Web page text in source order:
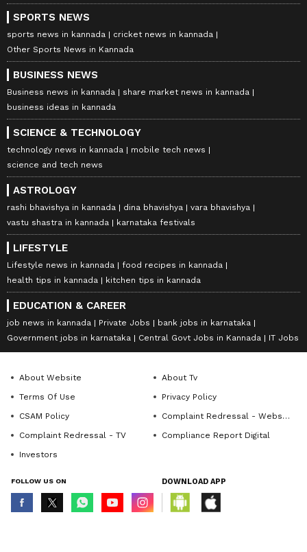
SPORTS NEWS
sports news in kannada
cricket news in kannada
Other Sports News in Kannada
BUSINESS NEWS
Business news in kannada
share market news in kannada
business ideas in kannada
SCIENCE & TECHNOLOGY
technology news in kannada
mobile tech news
science and tech news
ASTROLOGY
rashi bhavishya in kannada dina bhavishya
vara bhavishya
vastu shastra in kannada
karnataka festivals
LIFESTYLE
Lifestyle news in kannada
food recipes in kannada
health tips in kannada
kitchen tips in kannada
EDUCATION & CAREER
job news in kannada Private Jobs
bank jobs in karnataka
Government jobs in karnataka
Central Govt Jobs in Kannada IT Jobs
About Website
About Tv
Terms Of Use
Privacy Policy
CSAM Policy
Complaint Redressal - Website
Complaint Redressal - TV
Compliance Report Digital
Investors
FOLLOW US ON DOWNLOAD APP